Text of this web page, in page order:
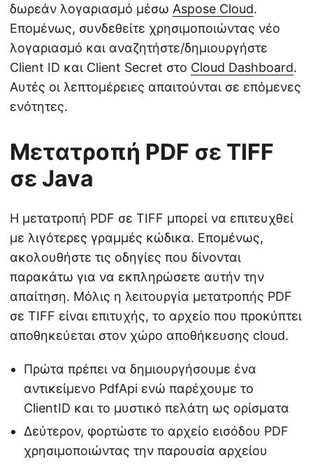
δωρεάν λογαριασμό μέσω Aspose Cloud.
Επομένως, συνδεθείτε χρησιμοποιώντας νέο
λογαριασμό και αναζητήστε/δημιουργήστε
Client ID και Client Secret στο Cloud Dashboard.
Αυτές οι λεπτομέρειες απαιτούνται σε επόμενες
ενότητες.
Μετατροπή PDF σε TIFF
σε Java
Η μετατροπή PDF σε TIFF μπορεί να επιτευχθεί
με λιγότερες γραμμές κώδικα. Επομένως,
ακολουθήστε τις οδηγίες που δίνονται
παρακάτω για να εκπληρώσετε αυτήν την
απαίτηση. Μόλις η λειτουργία μετατροπής PDF
σε TIFF είναι επιτυχής, το αρχείο που προκύπτει
αποθηκεύεται στον χώρο αποθήκευσης cloud.
Πρώτα πρέπει να δημιουργήσουμε ένα
αντικείμενο PdfApi ενώ παρέχουμε το
ClientID και το μυστικό πελάτη ως ορίσματα
Δεύτερον, φορτώστε το αρχείο εισόδου PDF
χρησιμοποιώντας την παρουσία αρχείου